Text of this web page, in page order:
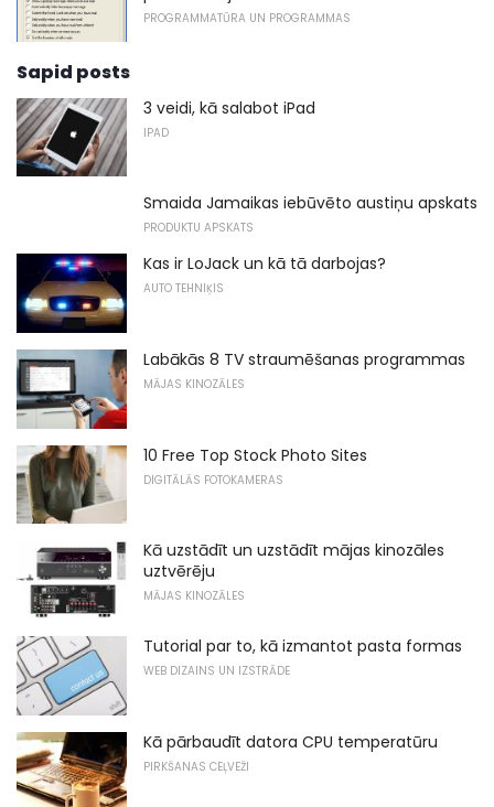
PROGRAMMATŪRA UN PROGRAMMAS
Sapid posts
3 veidi, kā salabot iPad
IPAD
Smaida Jamaikas iebūvēto austiņu apskats
PRODUKTU APSKATS
Kas ir LoJack un kā tā darbojas?
AUTO TEHNIĶIS
Labākās 8 TV straumēšanas programmas
MĀJAS KINOZĀLES
10 Free Top Stock Photo Sites
DIGITĀLĀS FOTOKAMERAS
Kā uzstādīt un uzstādīt mājas kinozāles
uztvērēju
MĀJAS KINOZĀLES
Tutorial par to, kā izmantot pasta formas
WEB DIZAINS UN IZSTRĀDE
Kā pārbaudīt datora CPU temperatūru
PIRKŠANAS CEĻVEŽI